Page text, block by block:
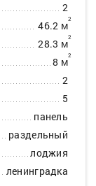
2
46.2 м2
28.3 м2
8 м2
2
5
панель
раздельный
лоджия
ленинградка